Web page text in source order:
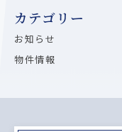
カテゴリー
お知らせ
物件情報